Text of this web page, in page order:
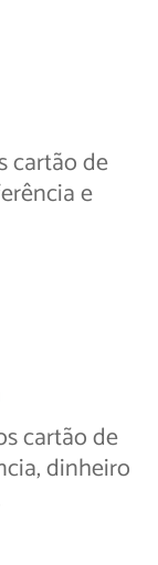
cartão de
e
cartão de
dinheiro